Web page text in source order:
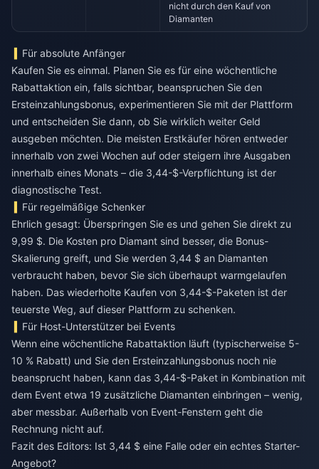
nicht durch den Kauf von
Diamanten
Für absolute Anfänger
Kaufen Sie es einmal. Planen Sie es für eine wöchentliche
Rabattaktion ein, falls sichtbar, beanspruchen Sie den
Ersteinzahlungsbonus, experimentieren Sie mit der Plattform
und entscheiden Sie dann, ob Sie wirklich weiter Geld
ausgeben möchten. Die meisten Erstkäufer hören entweder
innerhalb von zwei Wochen auf oder steigern ihre Ausgaben
innerhalb eines Monats – die 3,44-$-Verpflichtung ist der
diagnostische Test.
Für regelmäßige Schenker
Ehrlich gesagt: Überspringen Sie es und gehen Sie direkt zu
9,99 $. Die Kosten pro Diamant sind besser, die Bonus-
Skalierung greift, und Sie werden 3,44 $ an Diamanten
verbraucht haben, bevor Sie sich überhaupt warmgelaufen
haben. Das wiederholte Kaufen von 3,44-$-Paketen ist der
teuerste Weg, auf dieser Plattform zu schenken.
Für Host-Unterstützer bei Events
Wenn eine wöchentliche Rabattaktion läuft (typischerweise 5-
10 % Rabatt) und Sie den Ersteinzahlungsbonus noch nie
beansprucht haben, kann das 3,44-$-Paket in Kombination mit
dem Event etwa 19 zusätzliche Diamanten einbringen – wenig,
aber messbar. Außerhalb von Event-Fenstern geht die
Rechnung nicht auf.
Fazit des Editors: Ist 3,44 $ eine Falle oder ein echtes Starter-
Angebot?